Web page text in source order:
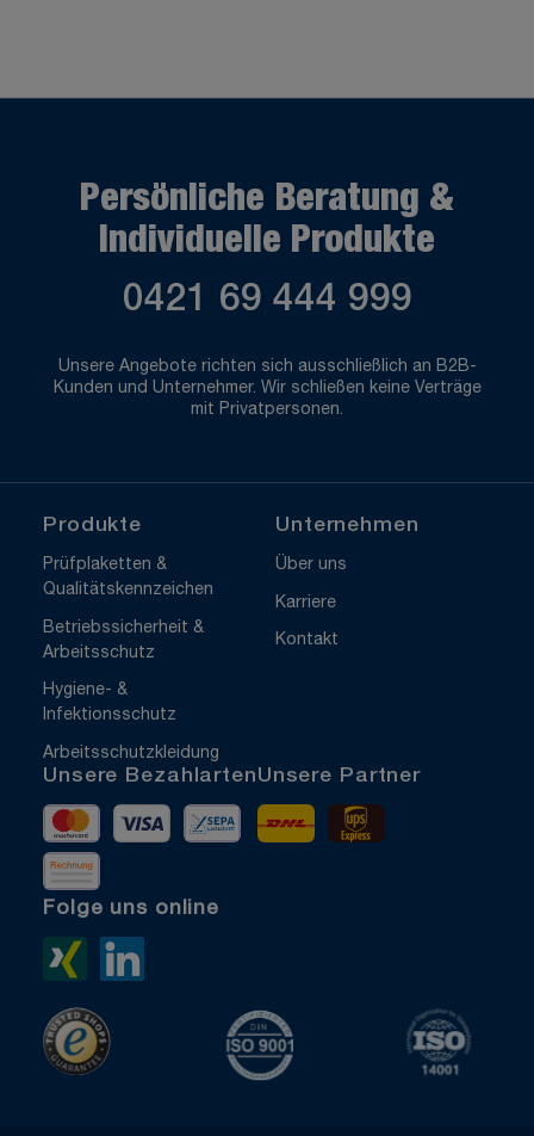
Persönliche Beratung &
Individuelle Produkte
0421 69 444 999
Unsere Angebote richten sich ausschließlich an B2B-
Kunden und Unternehmer. Wir schließen keine Verträge
mit Privatpersonen.
Produkte
Prüfplaketten &
Qualitätskennzeichen
Betriebssicherheit &
Arbeitsschutz
Hygiene- &
Infektionsschutz
Arbeitsschutzkleidung
Unternehmen
Über uns
Karriere
Kontakt
Unsere Bezahlarten
MastercardVisa Vorkasse
Rechnung
Unsere Partner
DHL
Folge uns online
Xing>
ISO 9001 zertifiziert